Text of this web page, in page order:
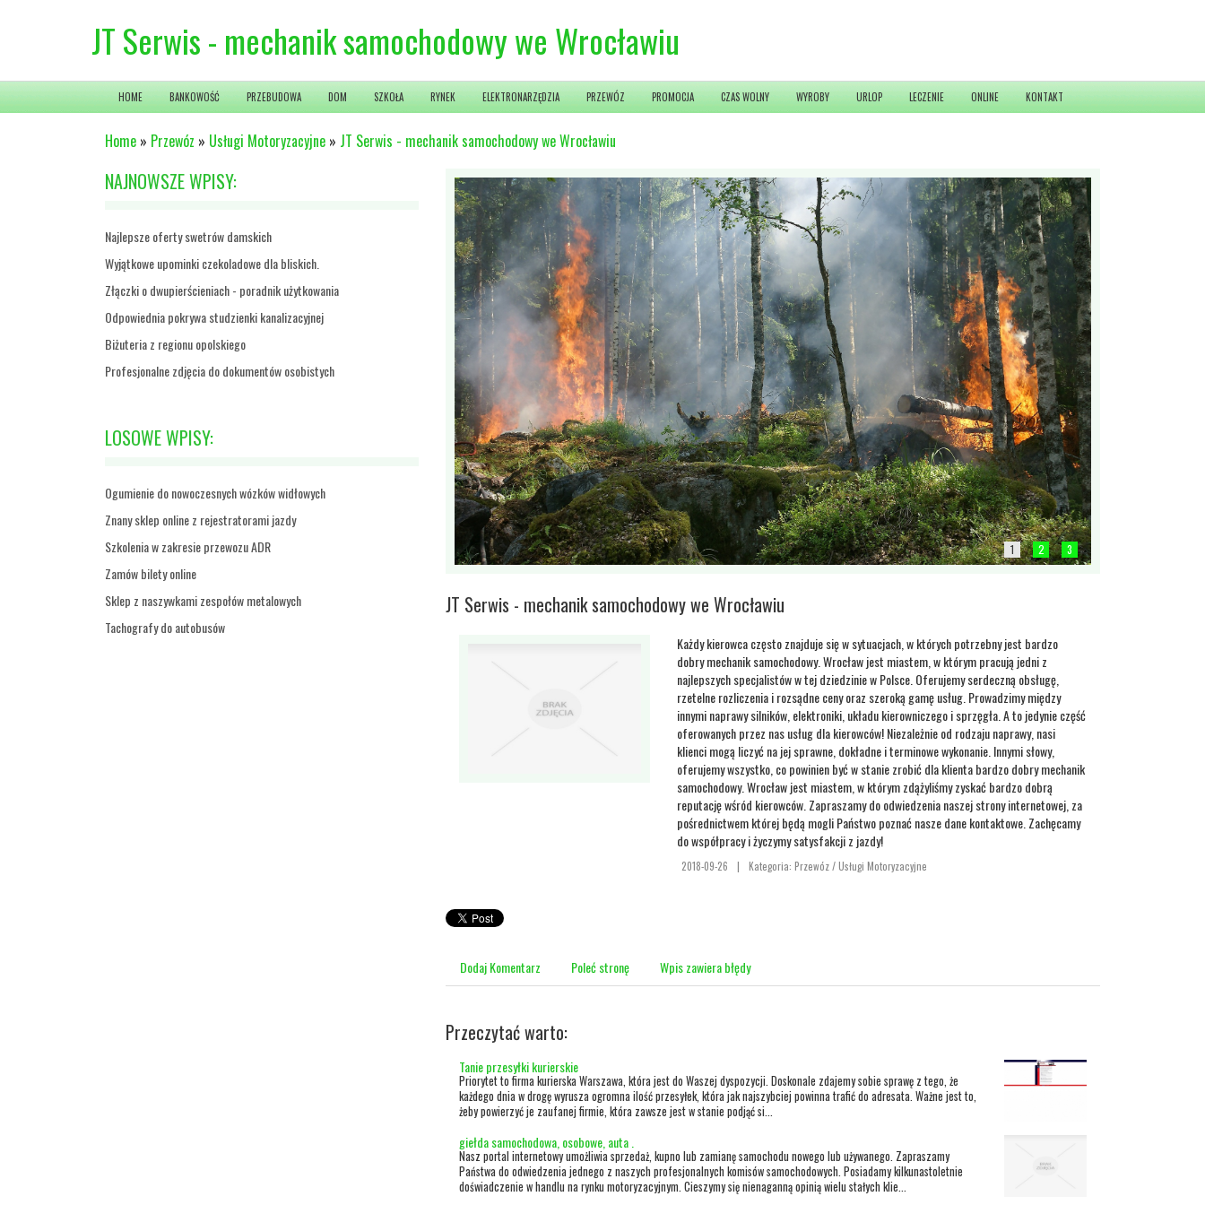
JT Serwis - mechanik samochodowy we Wrocławiu
HOME BANKOWOŚĆ PRZEBUDOWA DOM SZKOŁA RYNEK ELEKTRONARZĘDZIA PRZEWÓZ PROMOCJA CZAS WOLNY WYROBY URLOP LECZENIE ONLINE KONTAKT
Home » Przewóz » Usługi Motoryzacyjne » JT Serwis - mechanik samochodowy we Wrocławiu
NAJNOWSZE WPISY:
Najlepsze oferty swetrów damskich
Wyjątkowe upominki czekoladowe dla bliskich.
Złączki o dwupierścieniach - poradnik użytkowania
Odpowiednia pokrywa studzienki kanalizacyjnej
Biżuteria z regionu opolskiego
Profesjonalne zdjęcia do dokumentów osobistych
LOSOWE WPISY:
Ogumienie do nowoczesnych wózków widłowych
Znany sklep online z rejestratorami jazdy
Szkolenia w zakresie przewozu ADR
Zamów bilety online
Sklep z naszywkami zespołów metalowych
Tachografy do autobusów
1 2 3
JT Serwis - mechanik samochodowy we Wrocławiu
Każdy kierowca często znajduje się w sytuacjach, w których potrzebny jest bardzo
dobry mechanik samochodowy. Wrocław jest miastem, w którym pracują jedni z
najlepszych specjalistów w tej dziedzinie w Polsce. Oferujemy serdeczną obsługę,
rzetelne rozliczenia i rozsądne ceny oraz szeroką gamę usług. Prowadzimy między
innymi naprawy silników, elektroniki, układu kierowniczego i sprzęgła. A to jedynie część
oferowanych przez nas usług dla kierowców! Niezależnie od rodzaju naprawy, nasi
klienci mogą liczyć na jej sprawne, dokładne i terminowe wykonanie. Innymi słowy,
oferujemy wszystko, co powinien być w stanie zrobić dla klienta bardzo dobry mechanik
samochodowy. Wrocław jest miastem, w którym zdążyliśmy zyskać bardzo dobrą
reputację wśród kierowców. Zapraszamy do odwiedzenia naszej strony internetowej, za
pośrednictwem której będą mogli Państwo poznać nasze dane kontaktowe. Zachęcamy
do współpracy i życzymy satysfakcji z jazdy!
2018-09-26 | Kategoria: Przewóz / Usługi Motoryzacyjne
Dodaj Komentarz Poleć stronę Wpis zawiera błędy
Przeczytać warto:
Tanie przesyłki kurierskie
Priorytet to firma kurierska Warszawa, która jest do Waszej dyspozycji. Doskonale zdajemy sobie sprawę z tego, że
każdego dnia w drogę wyrusza ogromna ilość przesyłek, która jak najszybciej powinna trafić do adresata. Ważne jest to,
żeby powierzyć je zaufanej firmie, która zawsze jest w stanie podjąć si...
giełda samochodowa, osobowe, auta .
Nasz portal internetowy umożliwia sprzedaż, kupno lub zamianę samochodu nowego lub używanego. Zapraszamy
Państwa do odwiedzenia jednego z naszych profesjonalnych komisów samochodowych. Posiadamy kilkunastoletnie
doświadczenie w handlu na rynku motoryzacyjnym. Cieszymy się nienaganną opinią wielu stałych klie...